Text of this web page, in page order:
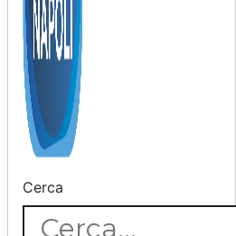
Cerca